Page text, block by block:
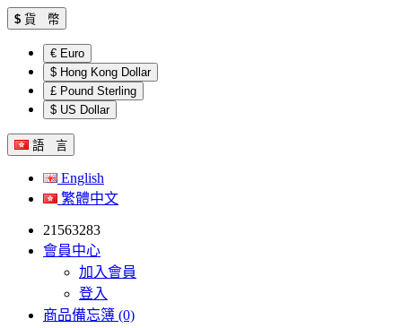
$ 貨 幣
€ Euro
$ Hong Kong Dollar
£ Pound Sterling
$ US Dollar
語 言
English
繁體中文
21563283
會員中心
加入會員
登入
商品備忘簿 (0)